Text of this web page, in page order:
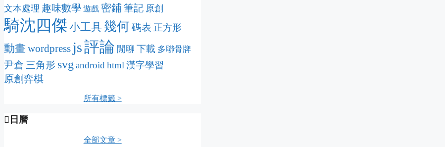
文本處理 趣味數學 遊戲 密鋪筆記 原創
騎沈四傑 小工具 幾何碼表 正方形
動畫 wordpress js評論 閒聊 下載 多聯骨牌
尹倉 三角形 svg android html 漢字學習
原創弈棋
所有標籤 >
日曆
全部文章 >